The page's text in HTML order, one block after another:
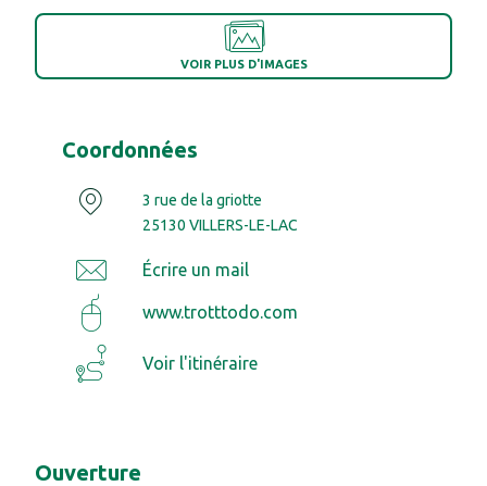
VOIR PLUS D'IMAGES
Ouverture
Coordonnées
3 rue de la griotte
25130 VILLERS-LE-LAC
Écrire un mail
www.trotttodo.com
Voir l'itinéraire